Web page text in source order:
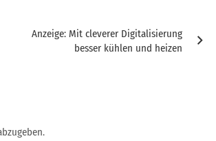
Anzeige: Mit cleverer Digitalisierung
besser kühlen und heizen